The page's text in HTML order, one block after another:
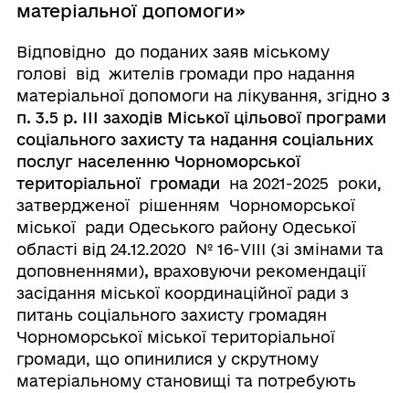
матеріальної допомоги»
Відповідно до поданих заяв міському
голові від жителів громади про надання
матеріальної допомоги на лікування, згідно з
п. 3.5 р. ІІІ заходів Міської цільової програми
соціального захисту та надання соціальних
послуг населенню Чорноморської
територіальної громади на 2021-2025 роки,
затвердженої рішенням Чорноморської
міської ради Одеського району Одеської
області від 24.12.2020 № 16-VIII (зі змінами та
доповненнями), враховуючи рекомендації
засідання міської координаційної ради з
питань соціального захисту громадян
Чорноморської міської територіальної
громади, що опинилися у скрутному
матеріальному становищі та потребують